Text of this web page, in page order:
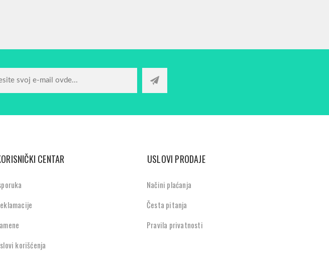
CENTAR
korišćenja
USLOVI PRODAJE
Načini plaćanja
Česta pitanja
Pravila privatnosti